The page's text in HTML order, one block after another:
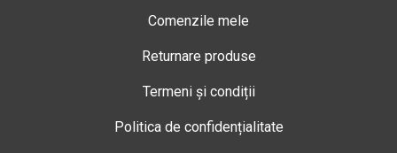
Comenzile mele
Returnare produse
Termeni și condiții
Politica de confidențialitate